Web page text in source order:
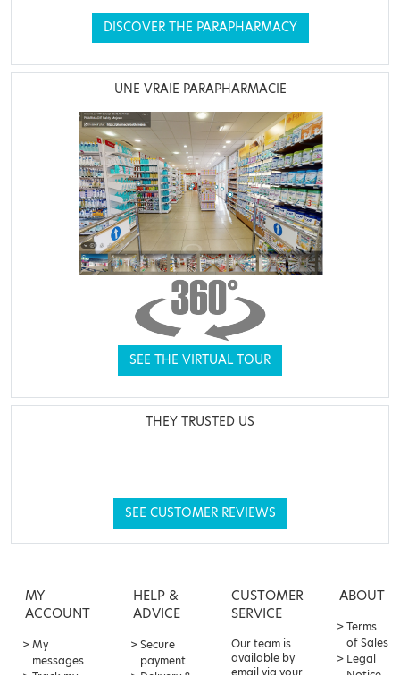
DISCOVER THE PARAPHARMACY
UNE VRAIE PARAPHARMACIE
SEE THE VIRTUAL TOUR
THEY TRUSTED US
SEE CUSTOMER REVIEWS
MY
ACCOUNT
My
messages
Track my
HELP &
ADVICE
Secure
payment
Delivery &
CUSTOMER
SERVICE
Our team is
available by
email via your
ABOUT
Terms
of Sales
Legal
Notice